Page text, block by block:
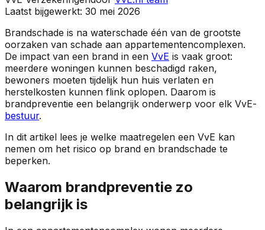
Laatst bijgewerkt: 30 mei 2026
Brandschade is na waterschade één van de grootste
oorzaken van schade aan appartementencomplexen.
De impact van een brand in een VvE is vaak groot:
meerdere woningen kunnen beschadigd raken,
bewoners moeten tijdelijk hun huis verlaten en
herstelkosten kunnen flink oplopen. Daarom is
brandpreventie een belangrijk onderwerp voor elk VvE-
bestuur.
In dit artikel lees je welke maatregelen een VvE kan
nemen om het risico op brand en brandschade te
beperken.
Waarom brandpreventie zo
belangrijk is